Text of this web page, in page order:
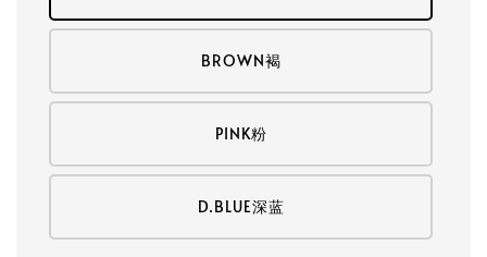
BROWN褐
PINK粉
D.BLUE深蓝